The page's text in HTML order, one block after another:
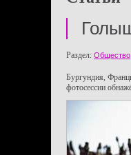
Раздел: Общество
Бургундия,
фотосессии